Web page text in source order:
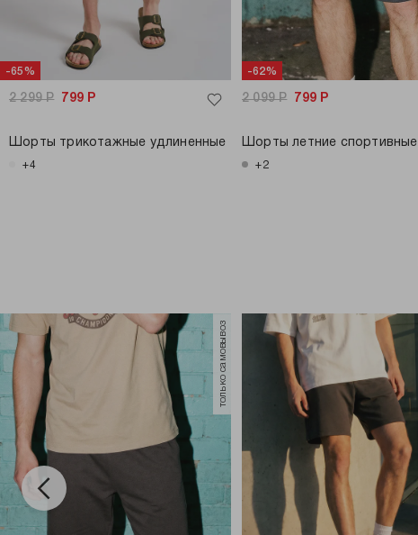
-65%
2 299Р 799 Р
Шорты трикотажные удлиненные
+4
-62%
2 099Р 799 Р
Шорты летние спортивные
+2
только самовывоз